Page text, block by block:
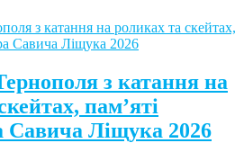
з катання на
пам’яті
Савича Ліщука 2026